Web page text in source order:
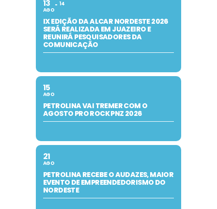
13
AGO
14
IX EDIÇÃO DA ALCAR NORDESTE 2026
SERÁ REALIZADA EM JUAZEIRO E
REUNIRÁ PESQUISADORES DA
COMUNICAÇÃO
15
AGO
PETROLINA VAI TREMER COM O
AGOSTO PRO ROCK PNZ 2026
21
AGO
PETROLINA RECEBE O AUDAZES, MAIOR
EVENTO DE EMPREENDEDORISMO DO
NORDESTE